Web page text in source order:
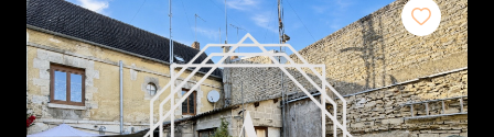
équipe
contact
nous